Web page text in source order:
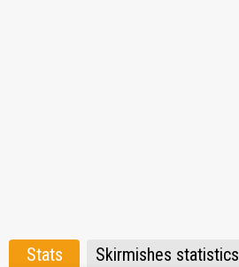
Stats Skirmishes statistics